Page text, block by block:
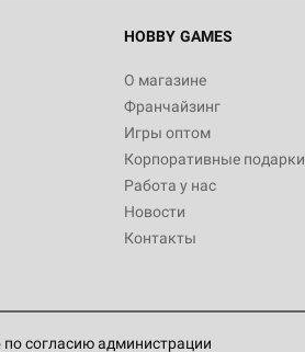
HOBBY GAMES
О магазине
Франчайзинг
Игры оптом
Корпоративные подарки
Работа у нас
Новости
Контакты
согласию администрации